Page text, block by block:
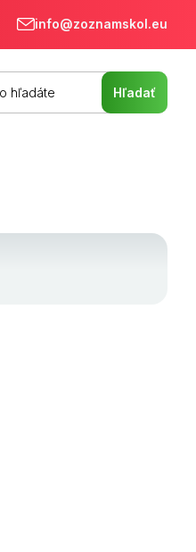
info@zoznamskol.eu